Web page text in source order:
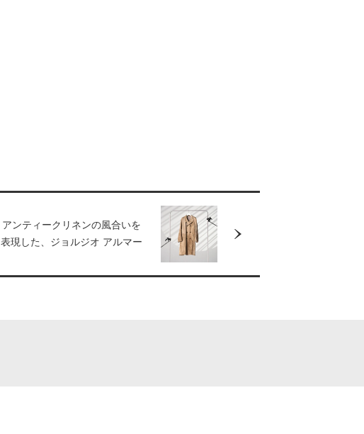
アンティークリネンの風合いを
表現した、ジョルジオ アルマー